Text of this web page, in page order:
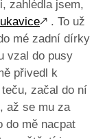
zahlédla jsem,
🡕 . To už
mé zadní dírky
vzal do pusy
přivedl k
začal do ní
až se mu za
do mě nacpat